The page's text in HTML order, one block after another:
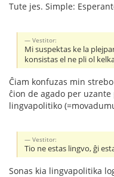
Tute jes. Simple:
Vestitor:
Mi suspektas ke la
konsistas el ne pli ol
Ĉiam konfuzas min
ĉion de agado per
lingvapolitiko
Vestitor:
Tio ne estas lingvo, ĝi
Sonas kia lingvapolitika